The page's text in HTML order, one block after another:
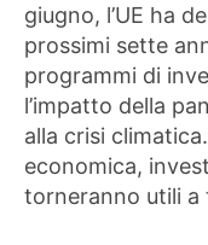
giugno, l’UE ha
prossimi sette
programmi di
l’impatto della
alla crisi
economica,
torneranno utili